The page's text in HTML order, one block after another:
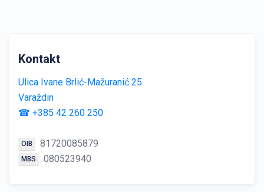
Kontakt
Ulica Ivane Brlić-Mažuranić 25
Varaždin
☎ +385 42 260 250
OIB 81720085879
MBS 080523940